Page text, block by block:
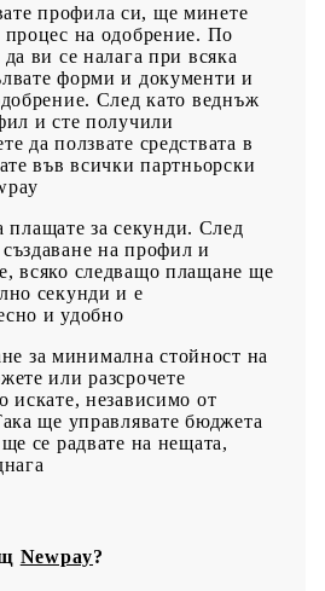
профила си, ще минете
процес на одобрение. По
ви се налага при всяка
форми и документи и
След като веднъж
и сте получили
да ползвате средствата в
във всички партньорски
за секунди. След
на профил и
всяко следващо плащане ще
секунди и е
и удобно
за минимална стойност на
или разсрочете
искате, независимо от
ще управлявате бюджета
се радвате на нещата,
Newpay?